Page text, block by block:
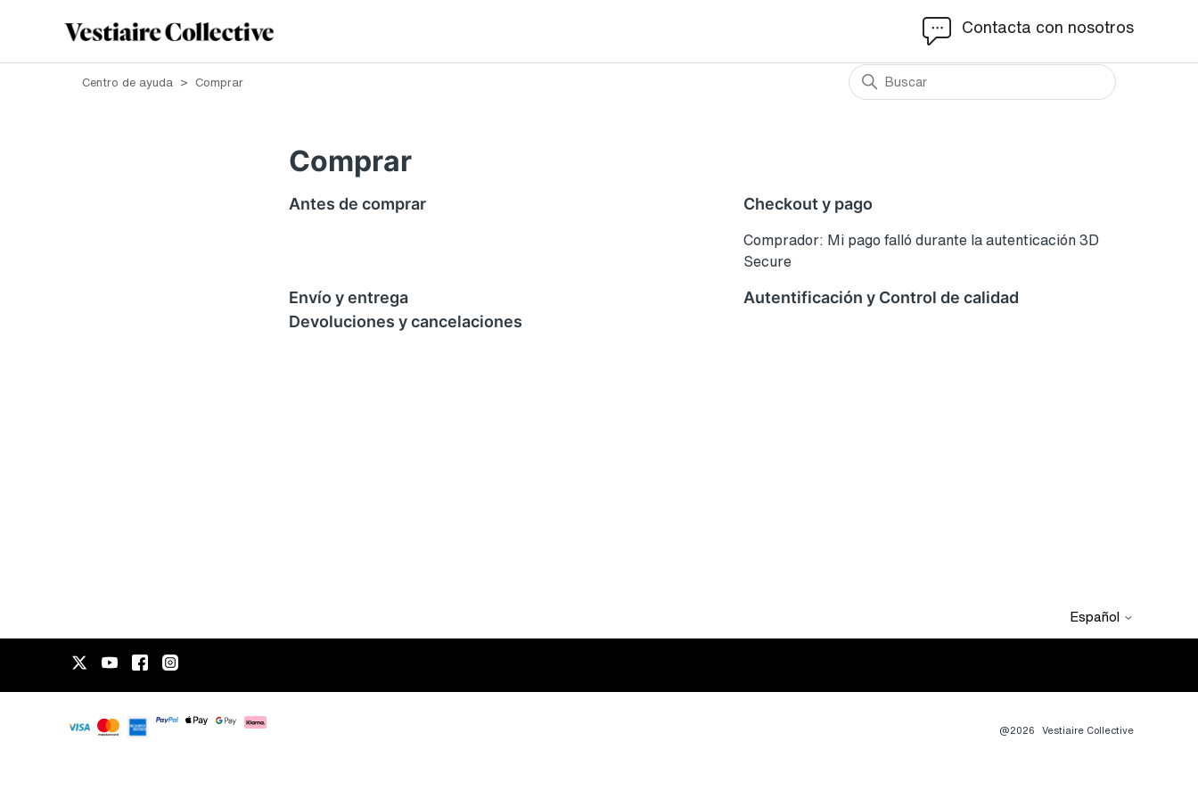
Contacta con nosotros
Centro de ayuda Comprar
Comprar
Antes de comprar Checkout y pago
Comprador: Mi pago falló durante la autenticación 3D
Secure
Envío y entrega
Autentificación y Control de calidad
Devoluciones y cancelaciones
Español
@2026 Vestiaire Collective